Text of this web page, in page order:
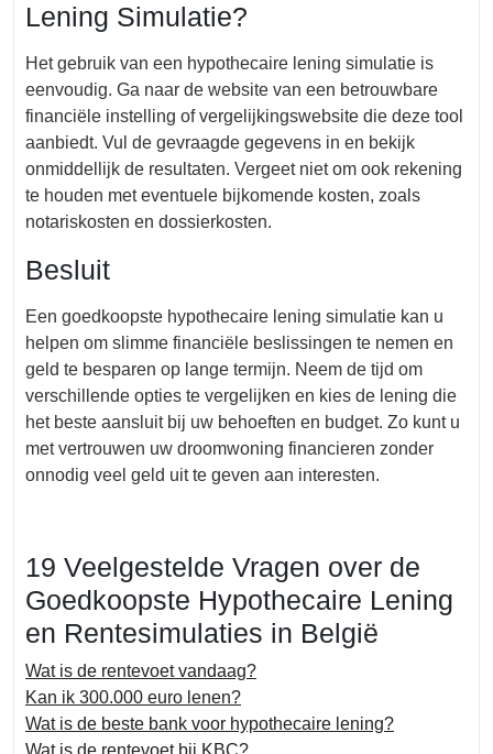
Lening Simulatie?
Het gebruik van een hypothecaire lening simulatie is
eenvoudig. Ga naar de website van een betrouwbare
financiële instelling of vergelijkingswebsite die deze tool
aanbiedt. Vul de gevraagde gegevens in en bekijk
onmiddellijk de resultaten. Vergeet niet om ook rekening
te houden met eventuele bijkomende kosten, zoals
notariskosten en dossierkosten.
Besluit
Een goedkoopste hypothecaire lening simulatie kan u
helpen om slimme financiële beslissingen te nemen en
geld te besparen op lange termijn. Neem de tijd om
verschillende opties te vergelijken en kies de lening die
het beste aansluit bij uw behoeften en budget. Zo kunt u
met vertrouwen uw droomwoning financieren zonder
onnodig veel geld uit te geven aan interesten.
19 Veelgestelde Vragen over de
Goedkoopste Hypothecaire Lening
en Rentesimulaties in België
Wat is de rentevoet vandaag?
Kan ik 300.000 euro lenen?
Wat is de beste bank voor hypothecaire lening?
Wat is de rentevoet bij KBC?